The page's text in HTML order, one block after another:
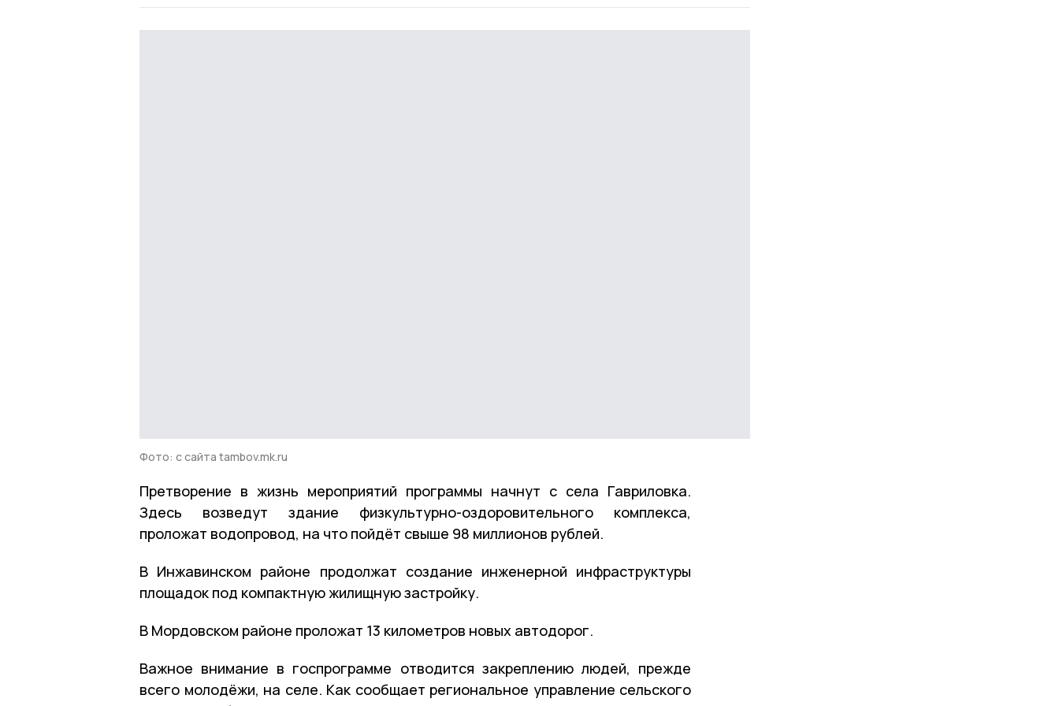
Фото: с сайта tambov.mk.ru
Претворение в жизнь мероприятий программы начнут с села Гавриловка.
Здесь возведут здание физкультурно-оздоровительного комплекса,
проложат водопровод, на что пойдёт свыше 98 миллионов рублей.
В Инжавинском районе продолжат создание инженерной инфраструктуры
площадок под компактную жилищную застройку.
В Мордовском районе проложат 13 километров новых автодорог.
Важное внимание в госпрограмме отводится закреплению людей, прежде
всего молодёжи, на селе. Как сообщает региональное управление сельского